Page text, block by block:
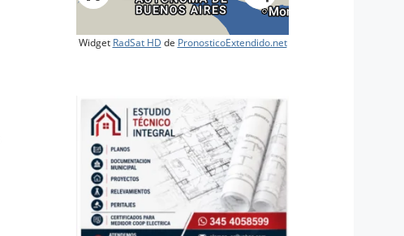
Widget RadSat HD de PronosticoExtendido.net